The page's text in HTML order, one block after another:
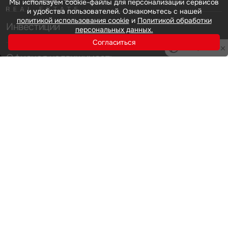
Инвестиции
Офисная недвижимость
Мы используем cookie-файлы для персонализации сервисов
и удобства пользователей. Ознакомьтесь с нашей
политикой использования cookieи Политикой обработки
персональных данных.
Согласиться